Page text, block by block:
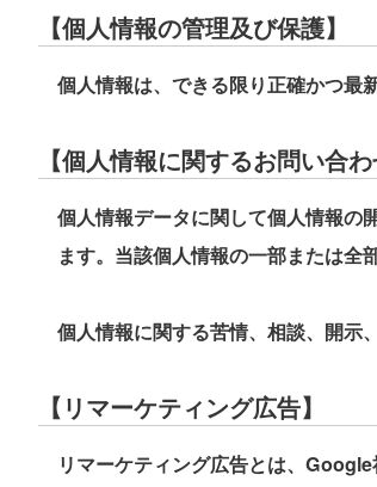
【個人情報の管理及び保護】
個人情報は、できる限り正確かつ最
【個人情報に関するお問い合わ
個人情報データに関して個人情報の
ます。当該個人情報の一部または全
個人情報に関する苦情、相談、開示
【リマーケティング広告】
リマーケティング広告とは、